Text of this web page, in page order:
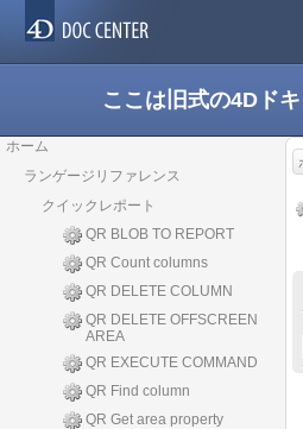
ここは旧式の4Dド
ホーム
ランゲージリファレンス
クイックレポート
QR BLOB TO REPORT
QR Count columns
QR DELETE COLUMN
QR DELETE OFFSCREEN
AREA
QR EXECUTE COMMAND
QR Find column
QR Get area property